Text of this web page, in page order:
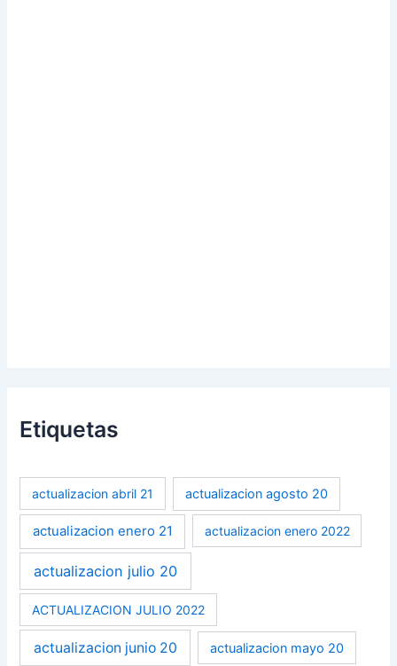
Etiquetas
actualizacion abril 21 actualizacion agosto 20
actualizacion enero 21 actualizacion enero 2022
actualizacion julio 20
ACTUALIZACION JULIO 2022
actualizacion junio 20 actualizacion mayo 20